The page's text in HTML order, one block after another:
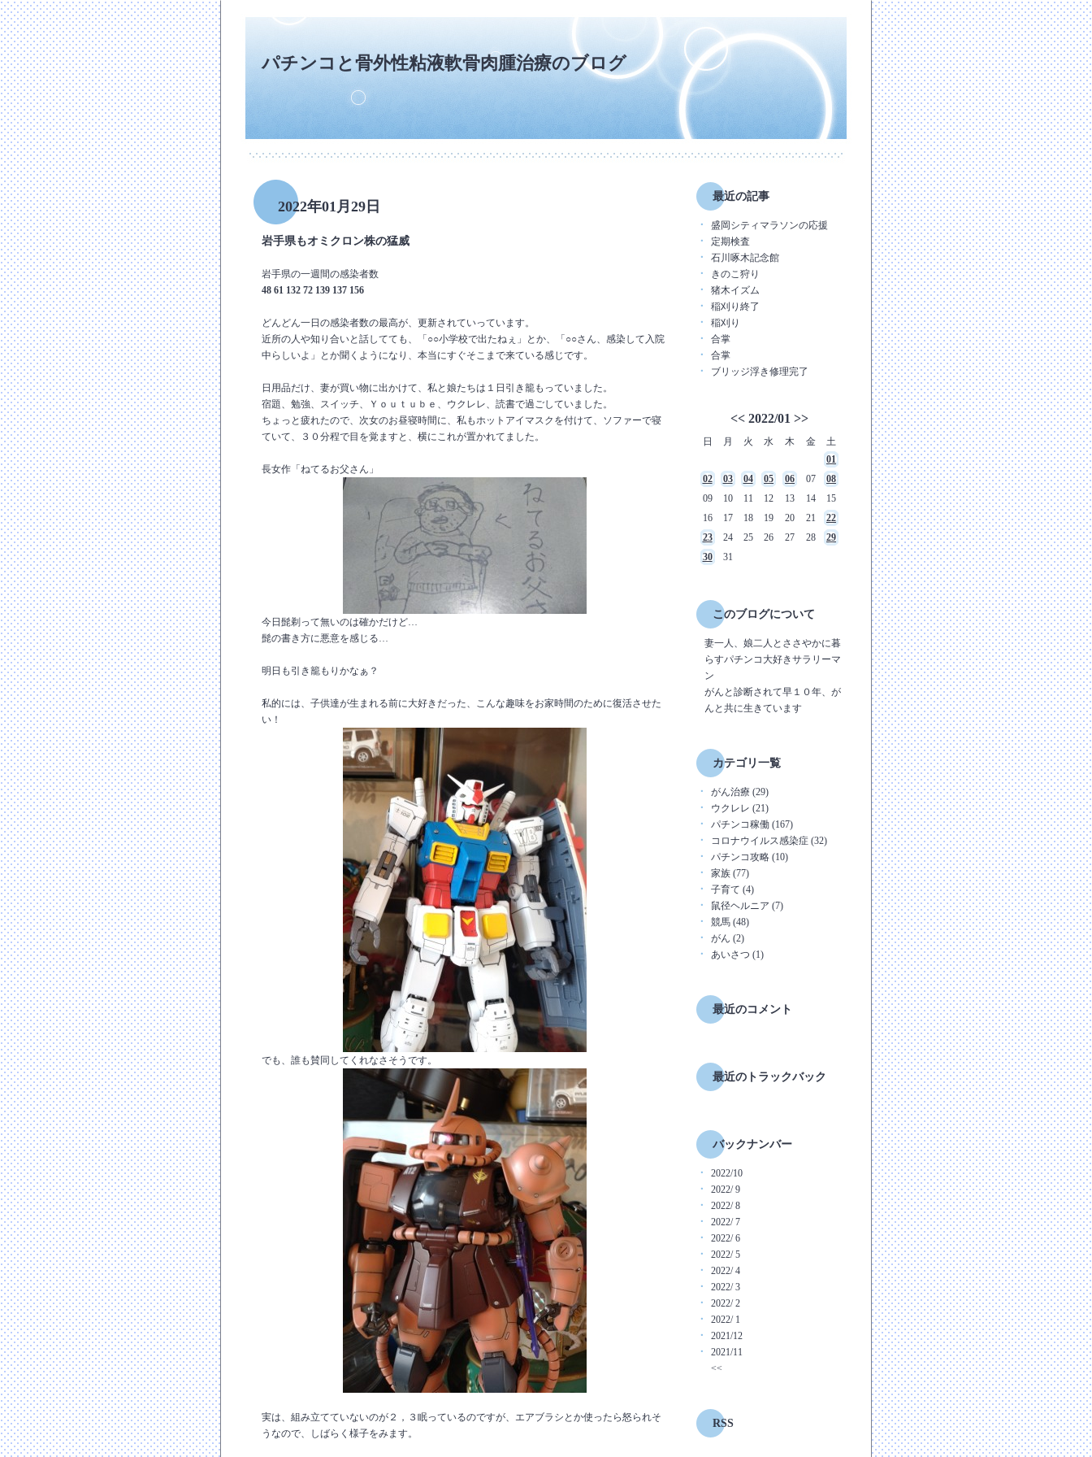
パチンコと骨外性粘液軟骨肉腫治療のブログ
岩手県もオミクロン株の猛威
2022年01月29日
岩手県の一週間の感染者数
48 61 132 72 139 137 156
どんどん一日の感染者数の最高が、更新されていっています。
近所の人や知り合いと話してても、「○○小学校で出たねぇ」とか、「○○さん、感染して入院
中らしいよ」とか聞くようになり、本当にすぐそこまで来ている感じです。
日用品だけ、妻が買い物に出かけて、私と娘たちは１日引き籠もっていました。
宿題、勉強、スイッチ、Ｙｏｕｔｕｂｅ、ウクレレ、読書で過ごしていました。
ちょっと疲れたので、次女のお昼寝時間に、私もホットアイマスクを付けて、ソファーで寝
ていて、３０分程で目を覚ますと、横にこれが置かれてました。
長女作「ねてるお父さん」
今日髭剃って無いのは確かだけど…
髭の書き方に悪意を感じる…
明日も引き籠もりかなぁ？
私的には、子供達が生まれる前に大好きだった、こんな趣味をお家時間のために復活させた
い！
でも、誰も賛同してくれなさそうです。
実は、組み立てていないのが２，３眠っているのですが、エアブラシとか使ったら怒られそ
うなので、しばらく様子をみます。
最近の記事
盛岡シティマラソンの応援
定期検査
石川啄木記念館
きのこ狩り
猪木イズム
稲刈り終了
稲刈り
合掌
合掌
ブリッジ浮き修理完了
<< 2022/01 >>
日 月 火 水 木 金
土
01
02
03 04 05 06 07
08
09
10 11 12 13 14
15
16
17 18 19 20 21
22
23
24 25 26 27 28
29
30
31
このブログについて
妻一人、娘二人とささやかに暮
らすパチンコ大好きサラリーマ
ン
がんと診断されて早１０年、が
んと共に生きています
カテゴリ一覧
がん治療 (29)
ウクレレ (21)
パチンコ稼働 (167)
コロナウイルス感染症 (32)
パチンコ攻略 (10)
家族 (77)
子育て (4)
鼠径ヘルニア (7)
競馬 (48)
がん (2)
あいさつ (1)
最近のコメント
最近のトラックバック
バックナンバー
2022/10
2022/ 9
2022/ 8
2022/ 7
2022/ 6
2022/ 5
2022/ 4
2022/ 3
2022/ 2
2022/ 1
2021/12
2021/11
<<
RSS